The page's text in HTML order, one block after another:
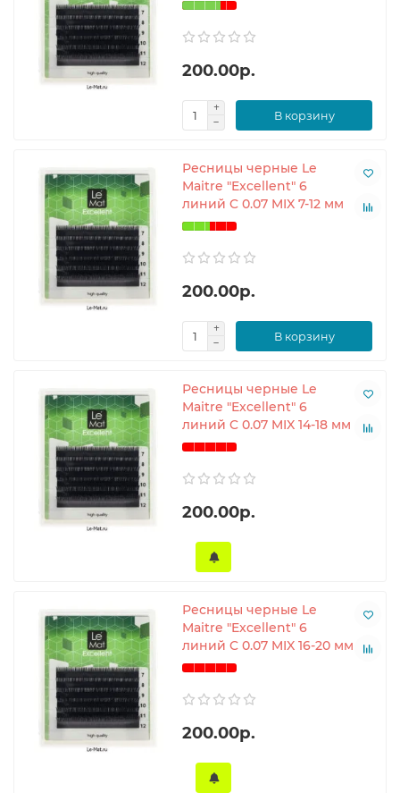
200.00р.
В корзину
Ресницы черные Le
Maitre "Excellent" 6
линий C 0.07 MIX 7-12 мм
200.00р.
В корзину
Ресницы черные Le
Maitre "Excellent" 6
линий C 0.07 MIX 14-18 мм
200.00р.
Ресницы черные Le
Maitre "Excellent" 6
линий C 0.07 MIX 16-20 мм
200.00р.